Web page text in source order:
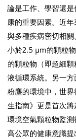
論是工作、學習還
康的重要因素。近
與多種疾病密切相
小於2.5 μm的顆粒
的顆粒物（即超細
液循環系統。另一
粉塵的環境中，世
生指南》更是首次
環境空氣顆粒物監
高公眾的健康意識